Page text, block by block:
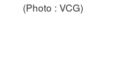
(Photo : VCG)